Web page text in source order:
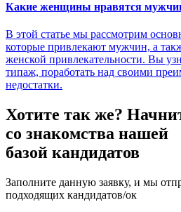
Какие женщины нравятся
В этой статье мы рассмотрим
которые привлекают мужчин, а
женской привлекательности. Вы
типаж, поработать над своими
недостатки.
Хотите так же?
со знакомства нашей
базой кандидатов
Заполните данную заявку, и мы
подходящих кандидатов/ок